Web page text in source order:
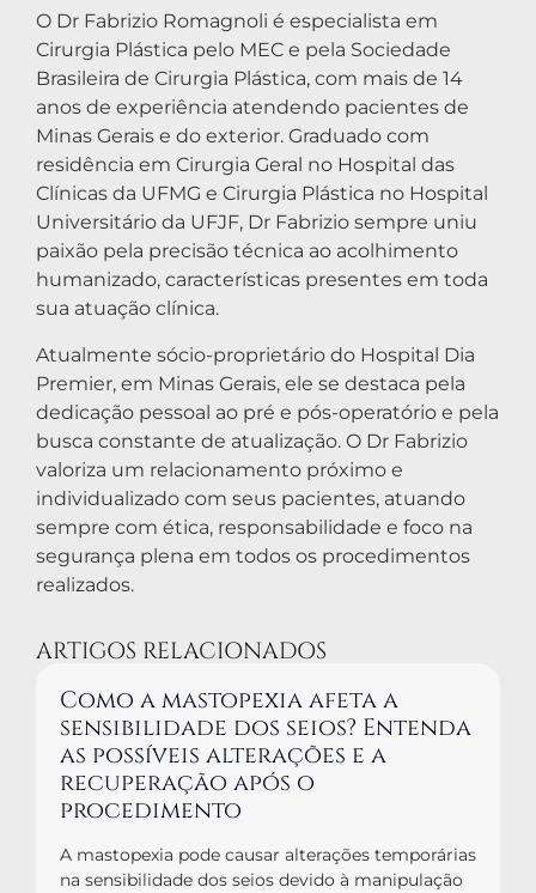
O Dr Fabrizio Romagnoli é especialista em
Cirurgia Plástica pelo MEC e pela Sociedade
Brasileira de Cirurgia Plástica, com mais de 14
anos de experiência atendendo pacientes de
Minas Gerais e do exterior. Graduado com
residência em Cirurgia Geral no Hospital das
Clínicas da UFMG e Cirurgia Plástica no Hospital
Universitário da UFJF, Dr Fabrizio sempre uniu
paixão pela precisão técnica ao acolhimento
humanizado, características presentes em toda
sua atuação clínica.
Atualmente sócio-proprietário do Hospital Dia
Premier, em Minas Gerais, ele se destaca pela
dedicação pessoal ao pré e pós-operatório e pela
busca constante de atualização. O Dr Fabrizio
valoriza um relacionamento próximo e
individualizado com seus pacientes, atuando
sempre com ética, responsabilidade e foco na
segurança plena em todos os procedimentos
realizados.
ARTIGOS RELACIONADOS
Como a mastopexia afeta a
sensibilidade dos seios? Entenda
as possíveis alterações e a
recuperação após o
procedimento
A mastopexia pode causar alterações temporárias
na sensibilidade dos seios devido à manipulação